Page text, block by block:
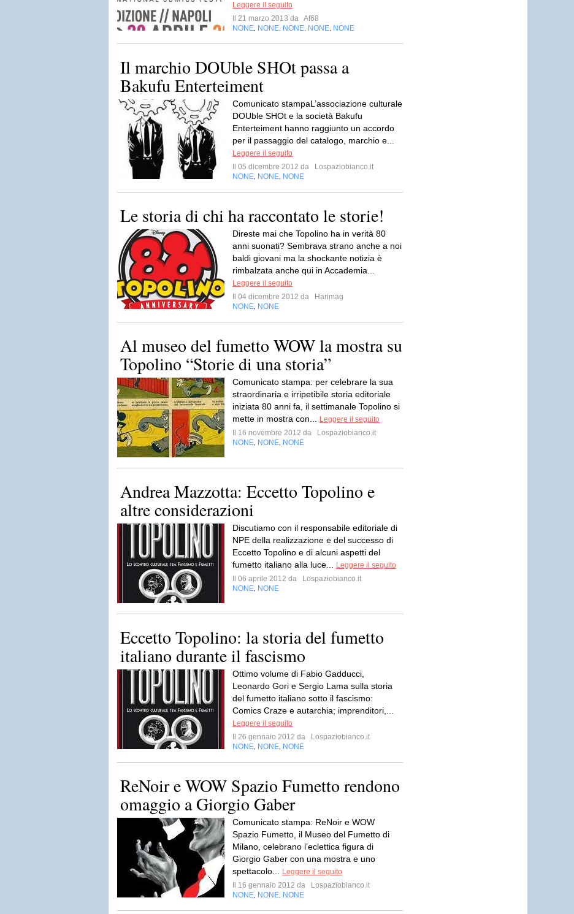
Leggere il seguito
Il 21 marzo 2013 da Af68
NONE NONE NONE NONE NONE
Il marchio DOUble SHOt passa a
Bakufu Enterteiment
Comunicato stampaL’associazione culturale
DOUble SHOt e la società Bakufu
Enterteiment hanno raggiunto un accordo
per il passaggio del catalogo, marchio e...
Leggere il seguito
Il 05 dicembre 2012 da
Lospaziobianco.it
NONE NONE NONE
Le storia di chi ha raccontato le storie!
Direste mai che Topolino ha in verità 80
anni suonati? Sembrava strano anche a noi
baldi giovani ma la shockante notizia è
rimbalzata anche qui in Accademia...
Leggere il seguito
Il 04 dicembre 2012 da
Harimag
NONE NONE
Al museo del fumetto WOW la mostra su
Topolino “Storie di una storia”
Comunicato stampa: per celebrare la sua
straordinaria e irripetibile storia editoriale
iniziata 80 anni fa, il settimanale Topolino si
mette in mostra con...
Leggere il seguito
Il 16 novembre 2012 da
Lospaziobianco.it
NONE NONE NONE
Andrea Mazzotta: Eccetto Topolino e
altre considerazioni
Discutiamo con il responsabile editoriale di
NPE della realizzazione e del successo di
Eccetto Topolino e di alcuni aspetti del
fumetto italiano alla luce...
Leggere il seguito
Il 06 aprile 2012 da
Lospaziobianco.it
NONE NONE
Eccetto Topolino: la storia del fumetto
italiano durante il fascismo
Ottimo volume di Fabio Gadducci,
Leonardo Gori e Sergio Lama sulla storia
del fumetto italiano sotto il fascismo:
Comics Craze e autarchia; imprenditori,...
Leggere il seguito
Il 26 gennaio 2012 da
Lospaziobianco.it
NONE NONE NONE
ReNoir e WOW Spazio Fumetto rendono
omaggio a Giorgio Gaber
Comunicato stampa: ReNoir e WOW
Spazio Fumetto, il Museo del Fumetto di
Milano, celebrano l’eclettica figura di
Giorgio Gaber con una mostra e uno
spettacolo...
Leggere il seguito
Il 16 gennaio 2012 da
Lospaziobianco.it
NONE NONE NONE